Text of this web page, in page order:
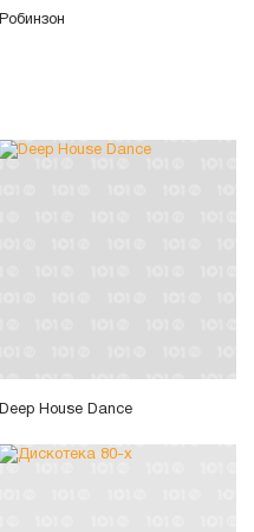
Робинзон
Deep House Dance